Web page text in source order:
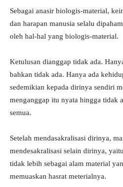
Sebagai anasir biologis-material,
dan harapan manusia selalu
oleh hal-hal yang biologis-material.
Ketulusan dianggap tidak ada.
bahkan tidak ada. Hanya ada
sedemikian kepada dirinya sendiri
menganggap itu nyata hingga tidak
semua.
Setelah mendasakralisasi dirinya,
mendesakralisasi selain dirinya,
tidak lebih sebagai alam material
memuaskan hasrat meterialnya.